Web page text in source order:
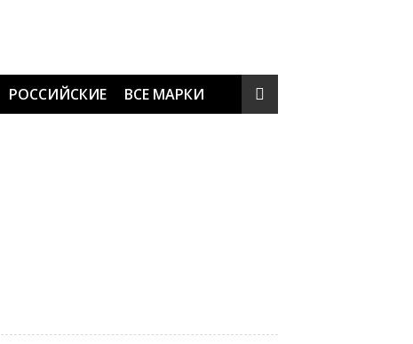
РОССИЙСКИЕ ВСЕ МАРКИ